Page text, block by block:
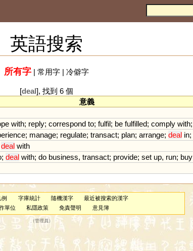
英語搜索
所有字| 常用字| 冷僻字
[deal], 找到 6 個
意義
with; reply; correspond to; fulfil; be fulfilled; comply with;
; manage; regulate; transact; plan; arrange; deal in;
deal with
; deal with; do business, transact; provide; set up, run; buy
字庫統計 隨機漢字
最近被搜索的漢字
單位 私隱政策 免責聲明 意見簿
（管理員 ）